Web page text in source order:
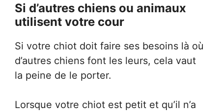
Si d’autres chiens ou animaux
utilisent votre cour
Si votre chiot doit faire ses besoins là où
d’autres chiens font les leurs, cela vaut
la peine de le porter.
Lorsque votre chiot est petit et qu’il n’a